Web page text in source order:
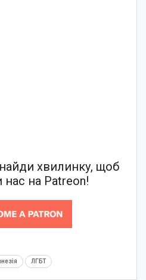
хвилинку, щоб
нас на Patreon!
ЛГБТ